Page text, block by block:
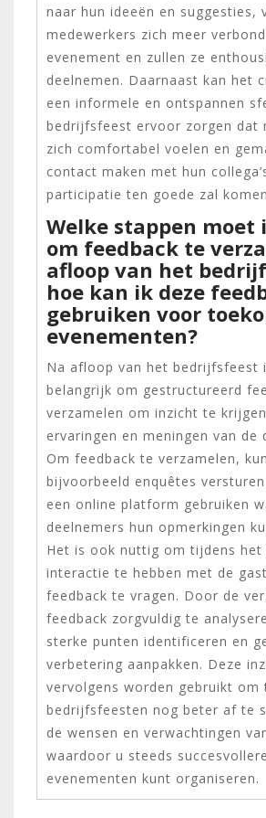
naar hun ideeën en suggesties,
medewerkers zich meer
evenement en zullen ze
deelnemen. Daarnaast kan het
een informele en ontspannen
bedrijfsfeest ervoor zorgen dat
zich comfortabel voelen en
contact maken met hun
participatie ten goede zal
Welke stappen moet
om feedback te
afloop van het
hoe kan ik deze
gebruiken voor
evenementen?
Na afloop van het bedrijfsfeest
belangrijk om gestructureerd
verzamelen om inzicht te
ervaringen en meningen van de
Om feedback te verzamelen,
bijvoorbeeld enquêtes
een online platform gebruiken
deelnemers hun opmerkingen
Het is ook nuttig om tijdens het
interactie te hebben met de
feedback te vragen. Door de
feedback zorgvuldig te
sterke punten identificeren en
verbetering aanpakken. Deze
vervolgens worden gebruikt om
bedrijfsfeesten nog beter af te
de wensen en verwachtingen
waardoor u steeds succesvollere
evenementen kunt organiseren.